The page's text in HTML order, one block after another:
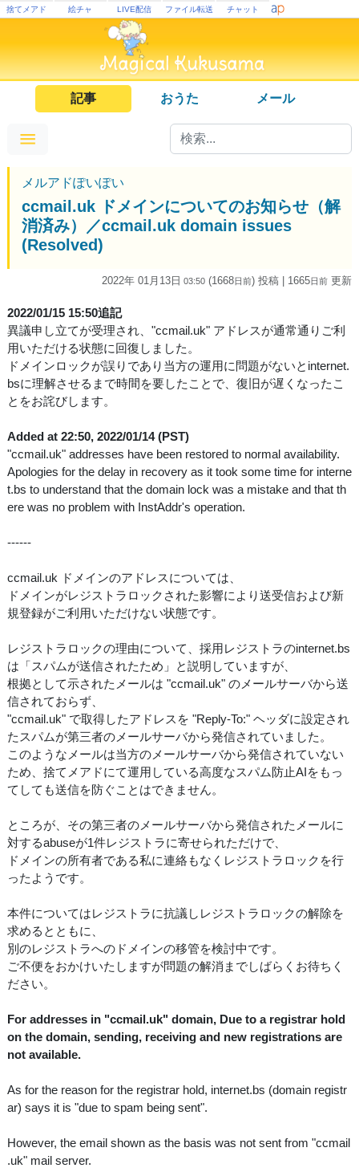
捨てメアド 絵チャ LIVE配信 ファイル転送 チャット
記事 おうた メール
メルアドぽいぽい
ccmail.uk ドメインについてのお知らせ（解
消済み）／ccmail.uk domain issues
(Resolved)
2022年 01月13日 03:50 (1668日前) 投稿 | 1665日前 更新
2022/01/15 15:50追記
異議申し立てが受理され、"ccmail.uk" アドレスが通常通りご利
用いただける状態に回復しました。
ドメインロックが誤りであり当方の運用に問題がないとinternet.
bsに理解させるまで時間を要したことで、復旧が遅くなったこ
とをお詫びします。
Added at 22:50, 2022/01/14 (PST)
"ccmail.uk" addresses have been restored to normal availability.
Apologies for the delay in recovery as it took some time for interne
t.bs to understand that the domain lock was a mistake and that th
ere was no problem with InstAddr's operation.
------
ccmail.uk ドメインのアドレスについては、
ドメインがレジストラロックされた影響により送受信および新
規登録がご利用いただけない状態です。
レジストラロックの理由について、採用レジストラのinternet.bs
は「スパムが送信されたため」と説明していますが、
根拠として示されたメールは "ccmail.uk" のメールサーバから送
信されておらず、
"ccmail.uk" で取得したアドレスを "Reply-To:" ヘッダに設定され
たスパムが第三者のメールサーバから発信されていました。
このようなメールは当方のメールサーバから発信されていない
ため、捨てメアドにて運用している高度なスパム防止AIをもっ
てしても送信を防ぐことはできません。
ところが、その第三者のメールサーバから発信されたメールに
対するabuseが1件レジストラに寄せられただけで、
ドメインの所有者である私に連絡もなくレジストラロックを行
ったようです。
本件についてはレジストラに抗議しレジストラロックの解除を
求めるとともに、
別のレジストラへのドメインの移管を検討中です。
ご不便をおかけいたしますが問題の解消までしばらくお待ちく
ださい。
For addresses in "ccmail.uk" domain, Due to a registrar hold
on the domain, sending, receiving and new registrations are
not available.
As for the reason for the registrar hold, internet.bs (domain registr
ar) says it is "due to spam being sent".
However, the email shown as the basis was not sent from "ccmail
.uk" mail server.